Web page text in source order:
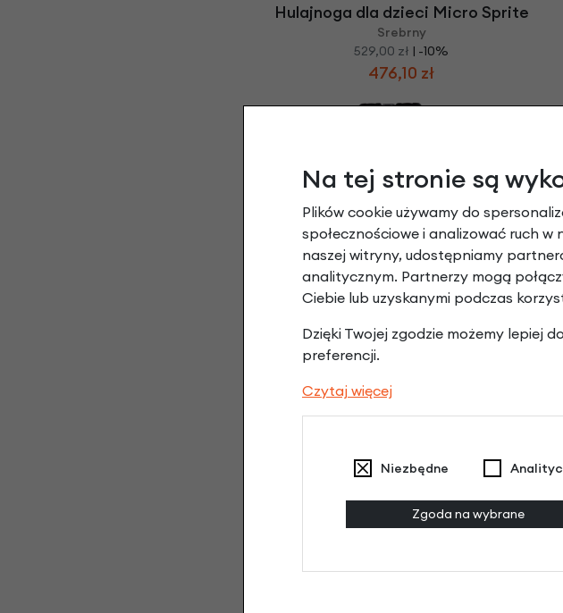
Hulajnoga dla dzieci Micro Sprite
Srebrny
529,00 zł | -10%
476,10 zł
Hulajnoga dla dzieci Micro Sprite
Czerwony ( pasek )
529,00 zł
Hulajnoga dla dzieci Micro Sprite LED
Purple Stripe LED
Na tej stronie są
Plików cookie używamy do
społecznościowe i analizować ruch
naszej witryny, udostępniamy
analitycznym. Partnerzy mogą
Ciebie lub uzyskanymi podczas
Dzięki Twojej zgodzie możemy lepiej
preferencji.
Czytaj więcej
Niezbędne
Zgoda na wybrane